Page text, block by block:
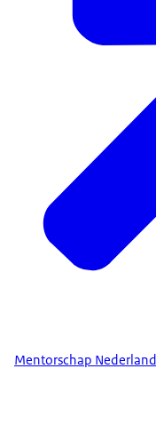
Mentorschap Nederland